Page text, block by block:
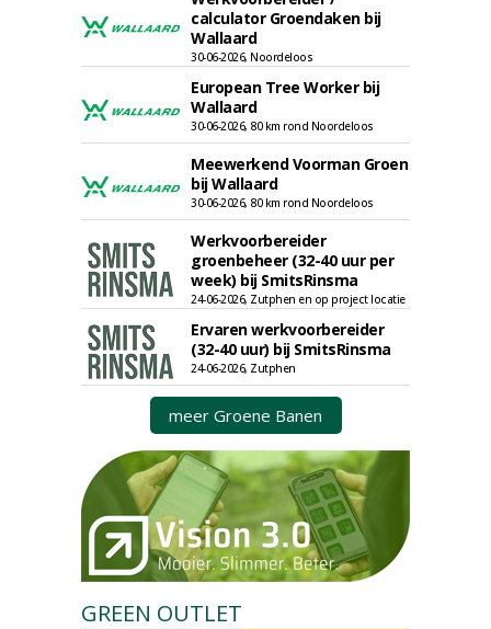
calculator Groendaken bij
Wallaard
30-06-2026, Noordeloos
European Tree Worker bij
Wallaard
30-06-2026, 80 km rond Noordeloos
Meewerkend Voorman Groen
bij Wallaard
30-06-2026, 80 km rond Noordeloos
Werkvoorbereider
groenbeheer (32-40 uur per
week) bij SmitsRinsma
24-06-2026, Zutphen en op project locatie
Ervaren werkvoorbereider
(32-40 uur) bij SmitsRinsma
24-06-2026, Zutphen
meer Groene Banen
GREEN OUTLET